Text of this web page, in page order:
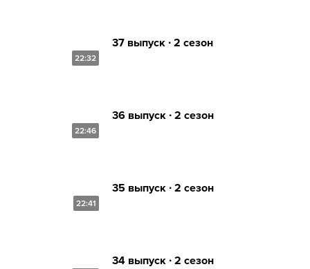
22:32
37 выпуск ∙ 2 сезон
22:46
36 выпуск ∙ 2 сезон
22:41
35 выпуск ∙ 2 сезон
34 выпуск ∙ 2 сезон